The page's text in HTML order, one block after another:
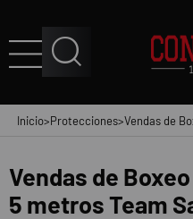
Inicio>Protecciones>Vendas de
Vendas de
5 metros Team